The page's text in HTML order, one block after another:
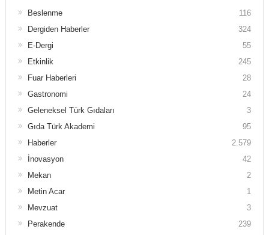
Beslenme
116
Dergiden Haberler
324
E-Dergi
55
Etkinlik
245
Fuar Haberleri
28
Gastronomi
24
Geleneksel Türk Gıdaları
3
Gıda Türk Akademi
95
Haberler
2.579
İnovasyon
42
Mekan
2
Metin Acar
1
Mevzuat
3
Perakende
239